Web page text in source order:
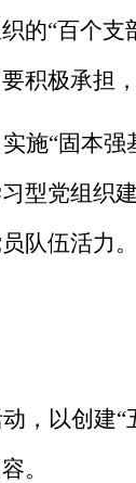
的“百个
积极承担
施“固本
型党组织
队伍活力
，以创建“
。